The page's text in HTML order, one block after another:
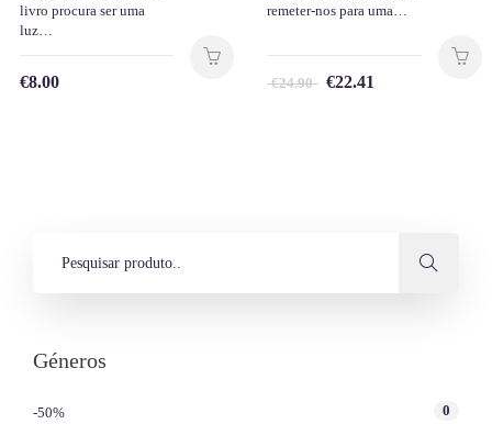
livro procura ser uma
luz…
€8.00
remeter-nos para uma…
€24.90 €22.41
Géneros
-50% 0